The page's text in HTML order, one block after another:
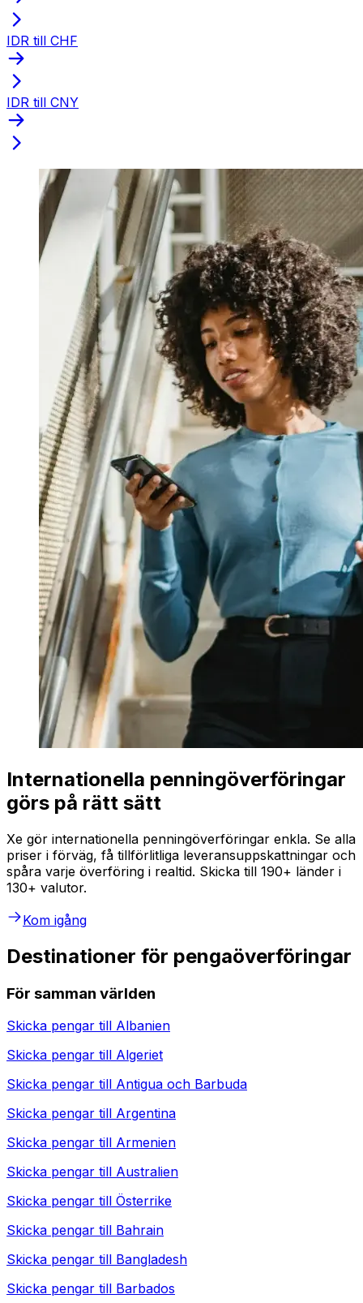
IDR till CHF
IDR till CNY
Internationella penningöverföringar
görs på rätt sätt
Xe gör internationella penningöverföringar enkla. Se alla
priser i förväg, få tillförlitliga leveransuppskattningar och
spåra varje överföring i realtid. Skicka till 190+ länder i
130+ valutor.
Kom igång
Destinationer för pengaöverföringar
För samman världen
Skicka pengar till Albanien
Skicka pengar till Algeriet
Skicka pengar till Antigua och Barbuda
Skicka pengar till Argentina
Skicka pengar till Armenien
Skicka pengar till Australien
Skicka pengar till Österrike
Skicka pengar till Bahrain
Skicka pengar till Bangladesh
Skicka pengar till Barbados